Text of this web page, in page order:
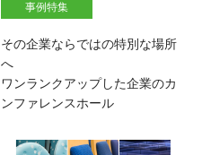
事例特集
その企業ならではの特別な場所
へ
ワンランクアップした企業のカ
ンファレンスホール